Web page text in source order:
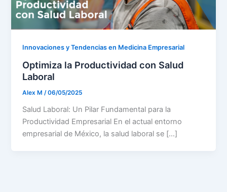
Innovaciones y Tendencias en Medicina Empresarial
Optimiza la Productividad con Salud
Laboral
Alex M/06/05/2025
Salud Laboral: Un Pilar Fundamental para la
Productividad Empresarial En el actual entorno
empresarial de México, la salud laboral se […]